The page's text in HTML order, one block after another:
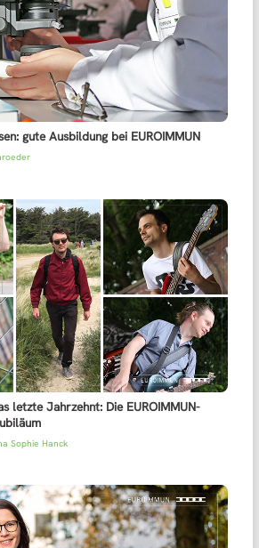
gute Ausbildung bei EUROIMMUN
letzte Jahrzehnt: Die EUROIMMUN-
Sophie Hanck